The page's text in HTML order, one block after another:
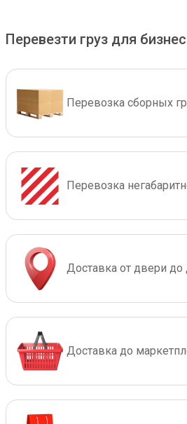
Перевезти груз для
Перевозка сборных
Перевозка
Доставка от двери до
Доставка до